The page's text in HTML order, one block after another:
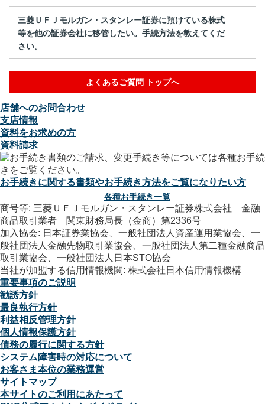
三菱ＵＦＪモルガン・スタンレー証券に預けている株式
等を他の証券会社に移管したい。手続方法を教えてくだ
さい。
よくあるご質問 トップへ
店舗へのお問合わせ
支店情報
資料をお求めの方
資料請求
お手続きに関する書類やお手続き方法をご覧になりたい方
各種お手続き一覧
商号等: 三菱ＵＦＪモルガン・スタンレー証券株式会社 金融
商品取引業者 関東財務局長（金商）第2336号
加入協会: 日本証券業協会、一般社団法人資産運用業協会、一
般社団法人金融先物取引業協会、一般社団法人第二種金融商品
取引業協会、一般社団法人日本STO協会
当社が加盟する信用情報機関: 株式会社日本信用情報機構
重要事項のご説明
勧誘方針
最良執行方針
利益相反管理方針
個人情報保護方針
債務の履行に関する方針
システム障害時の対応について
お客さま本位の業務運営
サイトマップ
本サイトのご利用にあたって